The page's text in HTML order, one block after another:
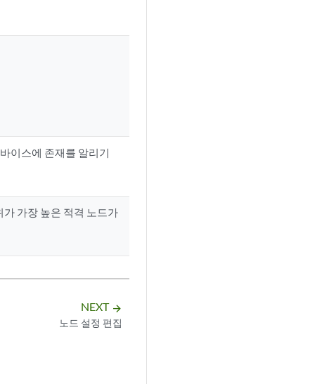
이스에 존재를 알리기
가장 높은 적격 노드가
NEXT arrow_forward
노드 설정 편집